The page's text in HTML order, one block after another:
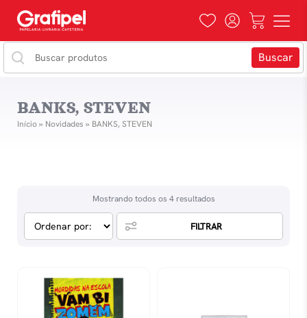
BANKS, STEVEN
Início» Novidades » BANKS, STEVEN
Mostrando todos os 4 resultados
FILTRAR